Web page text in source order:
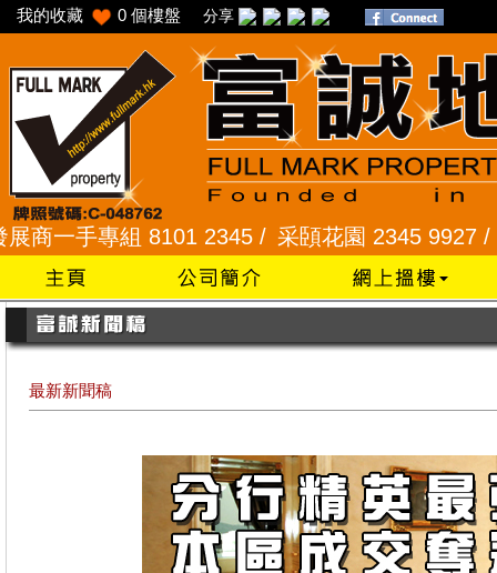
我的收藏 0 個樓盤 分享
手專組 8101 2345 / 采頣花園 2345 9927 /樂富
最新新聞稿